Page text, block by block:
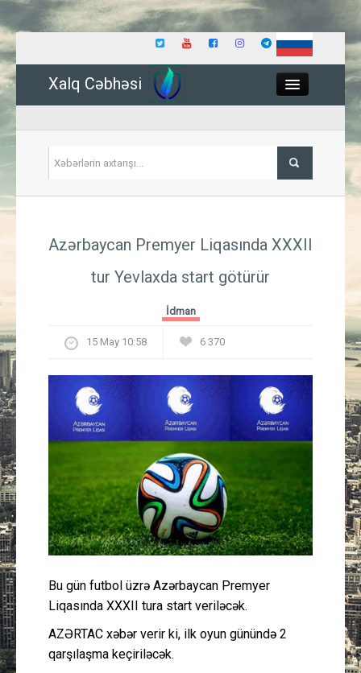
Xalq Cəbhəsi
İqtisadiyyat
Güney Azərbaycan
Mədəniyyət
İdman
Layihə
Gündəm
Cəmiyyət
Azərbaycan Premyer Liqasında XXXII
tur Yevlaxda start götürür
İdman
15 May 10:58 6 370
Bu gün futbol üzrə Azərbaycan Premyer
Liqasında XXXII tura start veriləcək.
AZƏRTAC xəbər verir ki, ilk oyun günündə 2
qarşılaşma keçiriləcək.